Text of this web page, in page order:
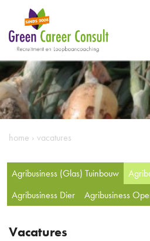
home › vacatures
Agribusiness (Glas) Tuinbouw
Agribusiness Dier
Agribusiness
Vacatures